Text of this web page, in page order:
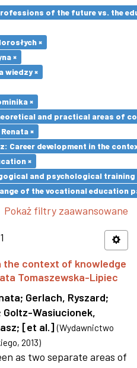
of the future vs. the
×
×
wiedzy ×
×
and practical areas of
×
Career development in the
×
and psychological
of the vocational education
Pokaż filtry zaawansowane
the context of knowledge
Tomaszewska-Lipiec
; Gerlach, Ryszard;
Goltz-Wasiucionek,
; [et al.] (Wydawnictwo
, 2013)
as two separate areas of